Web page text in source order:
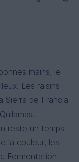
mains, le
Les raisins
Sierra de Francia
reste un temps
la couleur, les
Fermentation